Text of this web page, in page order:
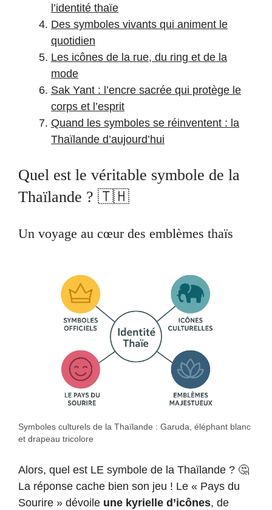
l’identité thaïe
Des symboles vivants qui animent le
quotidien
Les icônes de la rue, du ring et de la
mode
Sak Yant : l’encre sacrée qui protège le
corps et l’esprit
Quand les symboles se réinventent : la
Thaïlande d’aujourd’hui
Quel est le véritable symbole de la
Thaïlande ? 🇹🇭
Un voyage au cœur des emblèmes thaïs
Symboles culturels de la Thaïlande : Garuda, éléphant blanc
et drapeau tricolore
Alors, quel est LE symbole de la Thaïlande ? 🤔
La réponse cache bien son jeu ! Le « Pays du
Sourire » dévoile une kyrielle d’icônes, de